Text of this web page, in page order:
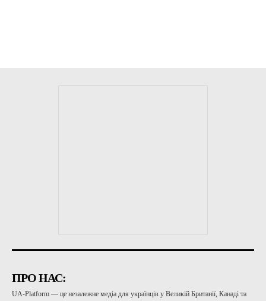
ПРО НАС:
UA-Platform — це незалежне медіа для українців у Великій Британії, Канаді та